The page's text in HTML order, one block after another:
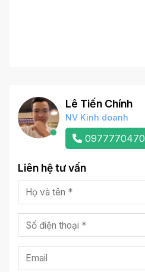
Lê Tiến Chính
NV Kinh doanh
0977770470
Liên hệ tư vấn